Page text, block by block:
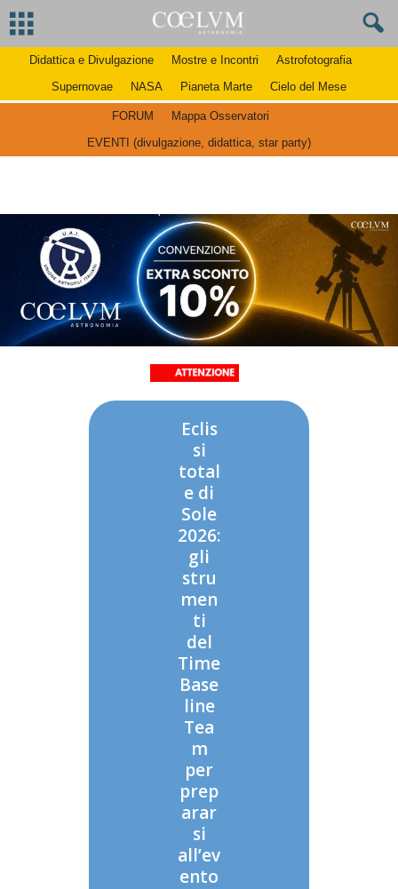
Didattica e Divulgazione Mostre e Incontri
Astrofotografia
Supernovae
NASA Pianeta Marte Cielo del Mese
FORUM
Mappa Osservatori
EVENTI (divulgazione, didattica, star party)
Eclis
si
total
e di
Sole
2026:
gli
stru
men
ti
del
Time
Base
line
Tea
m
per
prep
arar
si
all’ev
ento